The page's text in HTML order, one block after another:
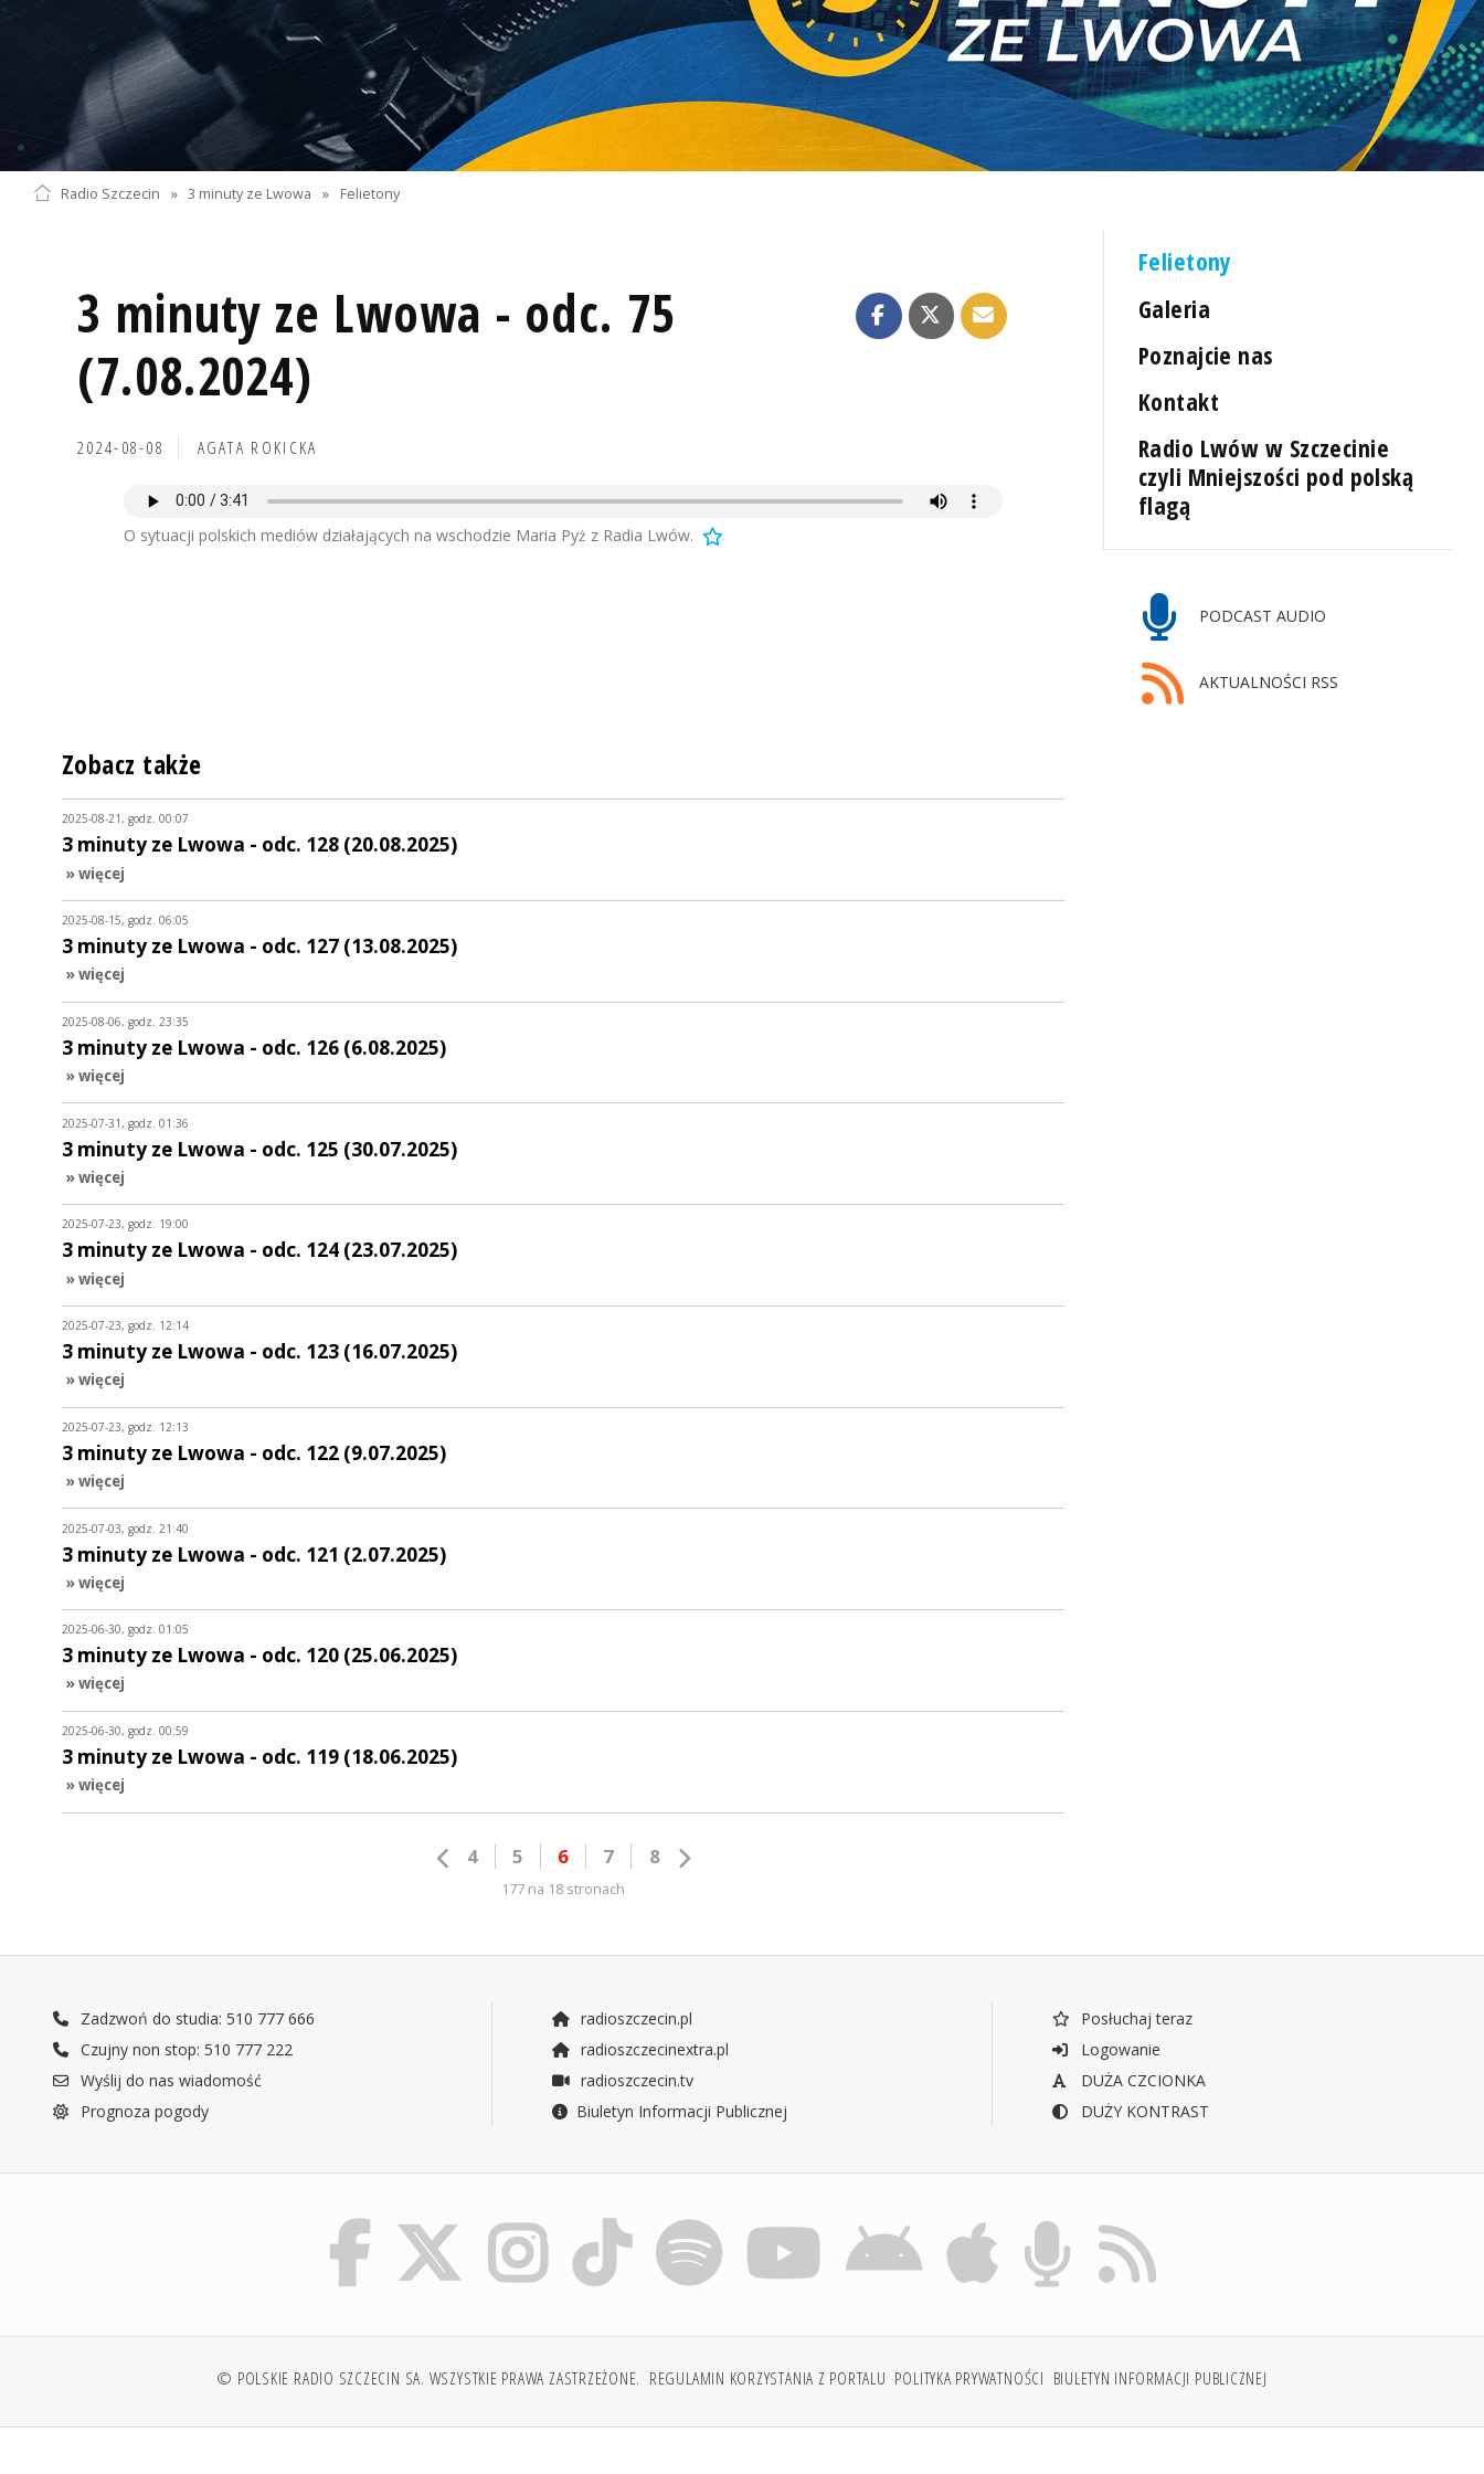
Radio Szczecin » 3 minuty ze Lwowa » Felietony
3 minuty ze Lwowa - odc. 75
(7.08.2024)
2024-08-08 AGATA ROKICKA
O sytuacji polskich mediów działających na wschodzie Maria Pyż z Radia Lwów.
Felietony
Galeria
Poznajcie nas
Kontakt
Radio Lwów w Szczecinie
czyli Mniejszości pod polską
flagą
PODCAST AUDIO
AKTUALNOŚCI RSS
Zobacz także
2025-08-21, godz. 00:07
3 minuty ze Lwowa - odc. 128 (20.08.2025)
» więcej
2025-08-15, godz. 06:05
3 minuty ze Lwowa - odc. 127 (13.08.2025)
» więcej
2025-08-06, godz. 23:35
3 minuty ze Lwowa - odc. 126 (6.08.2025)
» więcej
2025-07-31, godz. 01:36
3 minuty ze Lwowa - odc. 125 (30.07.2025)
» więcej
2025-07-23, godz. 19:00
3 minuty ze Lwowa - odc. 124 (23.07.2025)
» więcej
2025-07-23, godz. 12:14
3 minuty ze Lwowa - odc. 123 (16.07.2025)
» więcej
2025-07-23, godz. 12:13
3 minuty ze Lwowa - odc. 122 (9.07.2025)
» więcej
2025-07-03, godz. 21:40
3 minuty ze Lwowa - odc. 121 (2.07.2025)
» więcej
2025-06-30, godz. 01:05
3 minuty ze Lwowa - odc. 120 (25.06.2025)
» więcej
2025-06-30, godz. 00:59
3 minuty ze Lwowa - odc. 119 (18.06.2025)
» więcej
4 5 6 7 8
177 na 18 stronach
Zadzwoń do studia: 510 777 666
Czujny non stop: 510 777 222
Wyślij do nas wiadomość
Prognoza pogody
radioszczecin.pl
radioszczecinextra.pl
radioszczecin.tv
Biuletyn Informacji Publicznej
Posłuchaj teraz
Logowanie
DUŻA CZCIONKA
DUŻY KONTRAST
© POLSKIE RADIO SZCZECIN SA. WSZYSTKIE PRAWA ZASTRZEŻONE. REGULAMIN KORZYSTANIA Z PORTALU POLITYKA PRYWATNOŚCI BIULETYN INFORMACJI PUBLICZNEJ